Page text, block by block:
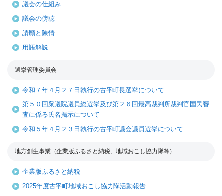
議会の仕組み
議会の傍聴
請願と陳情
用語解説
選挙管理委員会
令和７年４月２７日執行の古平町長選挙について
第５０回衆議院議員総選挙及び第２６回最高裁判所裁判官国民審
査に係る氏名掲示について
令和５年４月２３日執行の古平町議会議員選挙について
地方創生事業（企業版ふるさと納税、地域おこし協力隊等）
企業版ふるさと納税
2025年度古平町地域おこし協力隊活動報告